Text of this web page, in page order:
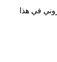
في هذا